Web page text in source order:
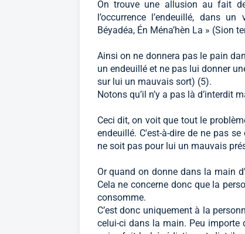
On trouve une allusion au fait
l’occurrence l’endeuillé, dans
Béyadéa, Én Ména’hèn La » (Sion
Ainsi on ne donnera pas le pain
un endeuillé et ne pas lui donner
sur lui un mauvais sort) (5).
Notons qu’il n’y a pas là d’interdit
Ceci dit, on voit que tout le
endeuillé. C'est-à-dire de ne pas
ne soit pas pour lui un mauvais
Or quand on donne dans la main
Cela ne concerne donc que la
consomme.
C’est donc uniquement à la
celui-ci dans la main. Peu importe